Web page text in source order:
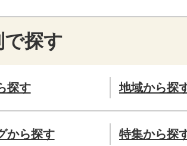
で探す
探す 地域から探
から探す 特集から探